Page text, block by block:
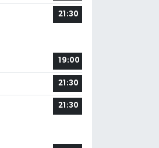
21:30
19:00
21:30
21:30